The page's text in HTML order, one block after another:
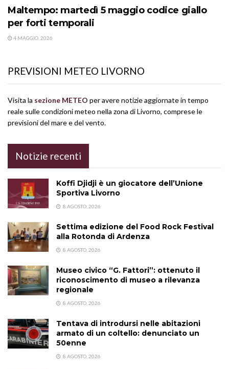
Maltempo: martedì 5 maggio codice giallo
per forti temporali
4 MAGGIO, 2026
PREVISIONI METEO LIVORNO
Visita la sezione METEO per avere notizie aggiornate in tempo
reale sulle condizioni meteo nella zona di Livorno, comprese le
previsioni del mare e del vento.
Notizie recenti
Koffi Djidji è un giocatore dell’Unione
Sportiva Livorno
8 AGOSTO, 2026
Settima edizione del Food Rock Festival
alla Rotonda di Ardenza
8 AGOSTO, 2026
Museo civico “G. Fattori”: ottenuto il
riconoscimento di museo a rilevanza
regionale
8 AGOSTO, 2026
Tentava di introdursi nelle abitazioni
armato di un coltello: denunciato un
50enne
8 AGOSTO, 2026